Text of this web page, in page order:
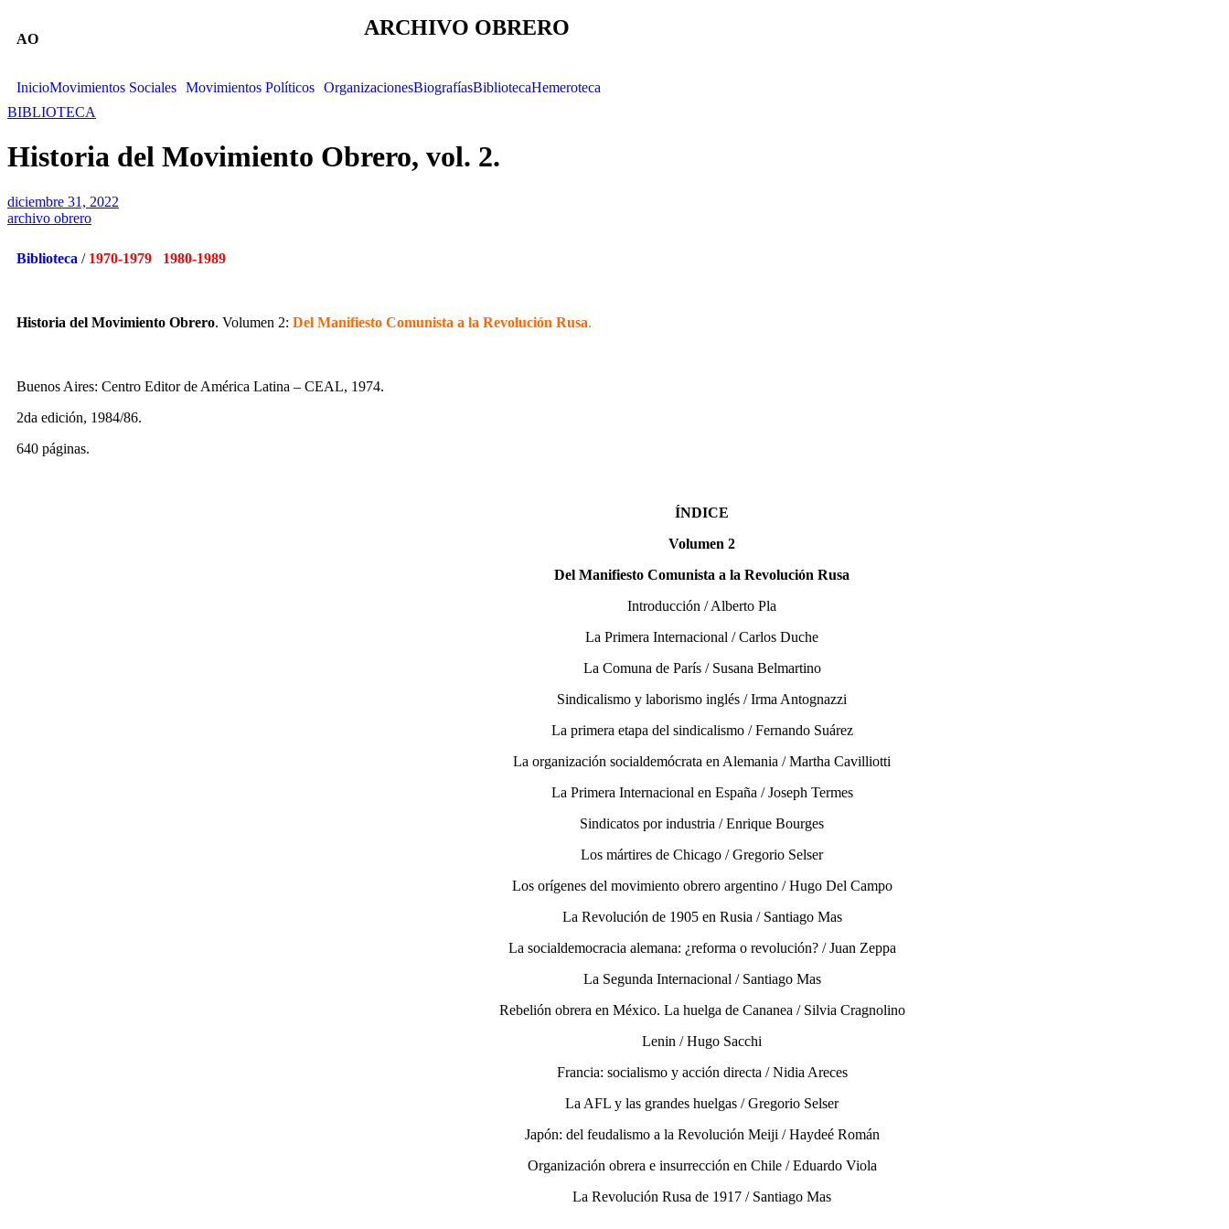
AO ARCHIVO OBRERO
InicioMovimientos Sociales Movimientos Políticos OrganizacionesBiografíasBibliotecaHemeroteca
BIBLIOTECA
Historia del Movimiento Obrero, vol. 2.
diciembre 31, 2022
archivo obrero
Biblioteca / 1970-1979 1980-1989
Historia del Movimiento Obrero. Volumen 2: Del Manifiesto Comunista a la Revolución Rusa.
Buenos Aires: Centro Editor de América Latina – CEAL, 1974.
2da edición, 1984/86.
640 páginas.
ÍNDICE
Volumen 2
Del Manifiesto Comunista a la Revolución Rusa
Introducción / Alberto Pla
La Primera Internacional / Carlos Duche
La Comuna de París / Susana Belmartino
Sindicalismo y laborismo inglés / Irma Antognazzi
La primera etapa del sindicalismo / Fernando Suárez
La organización socialdemócrata en Alemania / Martha Cavilliotti
La Primera Internacional en España / Joseph Termes
Sindicatos por industria / Enrique Bourges
Los mártires de Chicago / Gregorio Selser
Los orígenes del movimiento obrero argentino / Hugo Del Campo
La Revolución de 1905 en Rusia / Santiago Mas
La socialdemocracia alemana: ¿reforma o revolución? / Juan Zeppa
La Segunda Internacional / Santiago Mas
Rebelión obrera en México. La huelga de Cananea / Silvia Cragnolino
Lenin / Hugo Sacchi
Francia: socialismo y acción directa / Nidia Areces
La AFL y las grandes huelgas / Gregorio Selser
Japón: del feudalismo a la Revolución Meiji / Haydeé Román
Organización obrera e insurrección en Chile / Eduardo Viola
La Revolución Rusa de 1917 / Santiago Mas